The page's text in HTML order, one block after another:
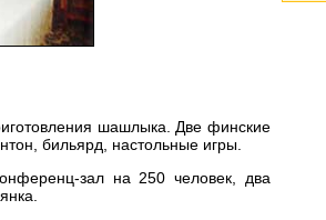
шашлыка. Две финские
бильярд, настольные игры.
зал на 250 человек, два